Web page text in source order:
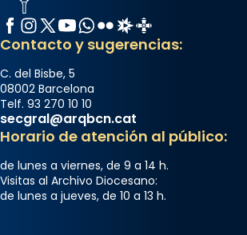
Semproniana, verges i màrtirs.
Acompanyant la història de
partir de l’Edat Mitjana sorgeix
que les santes Juliana (“relatiu
Semproniana (“relatiu a
eterna”) són deixebles seves. I
frare Joan Gaspar Roig, afirma
que les santes són filles de
Mataró en reivindicarà les relíq
...Ver más
Facebook
Instagram
X / Twitter
YouTube
WhatsApp
FlickrRadio Estel
Catalunya
Contacto y sugerencias:
C. del Bisbe, 5
08002 Barcelona
Telf. 93 270 10 10
secgral@arqbcn.cat
Horario de atención al público:
de lunes a viernes, de 9 a 14 h.
Visitas al Archivo Diocesano:
de lunes a jueves, de 10 a 13 h.